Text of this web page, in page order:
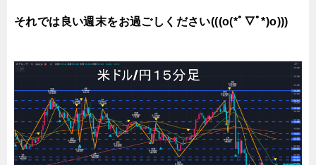
それでは良い週末をお過ごしください(((o(*ﾟ▽ﾟ*)o)))